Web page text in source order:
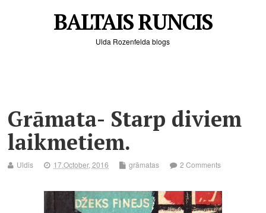
BALTAIS RUNCIS
Ulda Rozenfelda blogs
Grāmata- Starp diviem
laikmetiem.
Uldis 17.October, 2016 grāmatas 2 Comments